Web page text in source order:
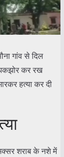
गांव से दिल
कर रख
हत्या कर दी
शराब के नशे में